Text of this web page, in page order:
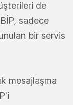
de
sadece
bir servis
mesajlaşma